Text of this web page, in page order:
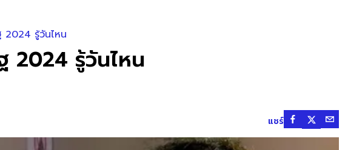
2024 รู้วันไหน
2024 รู้วันไหน
แชร์